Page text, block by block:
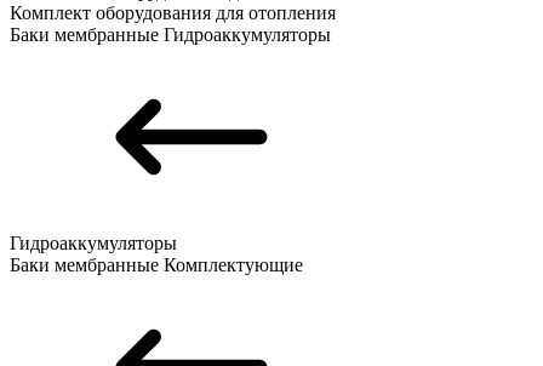
Комплект оборудования для отопления
Баки мембранные Гидроаккумуляторы
Гидроаккумуляторы
Баки мембранные Комплектующие